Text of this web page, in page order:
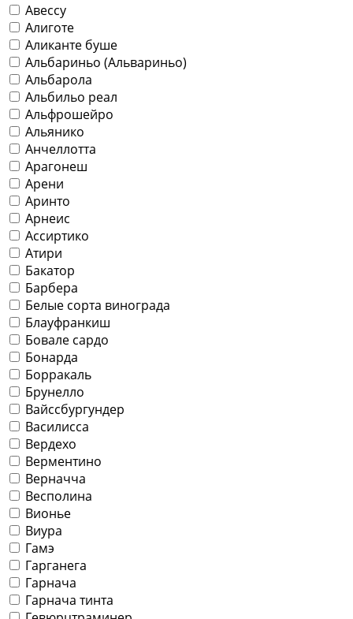
Авессу
Алиготе
Аликанте буше
Альбариньо (Альвариньо)
Альбарола
Альбильо реал
Альфрошейро
Альянико
Анчеллотта
Арагонеш
Арени
Аринто
Арнеис
Ассиртико
Атири
Бакатор
Барбера
Белые сорта винограда
Блауфранкиш
Бовале сардо
Бонарда
Борракаль
Брунелло
Вайссбургундер
Василисса
Вердехо
Верментино
Верначча
Весполина
Вионье
Виура
Гамэ
Гарганега
Гарнача
Гарнача тинта